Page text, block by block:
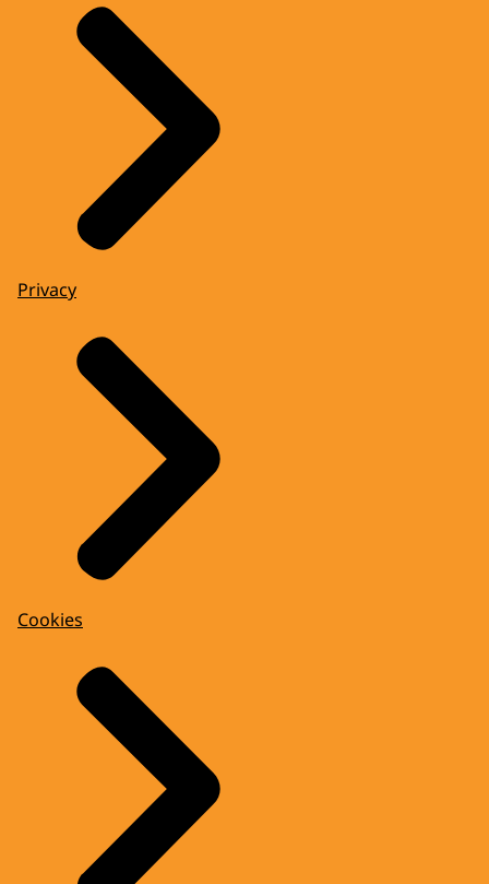
Privacy
Cookies